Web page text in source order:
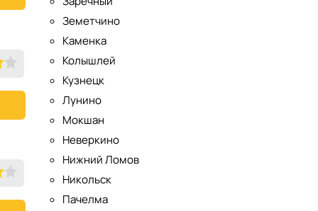
Земетчино
Каменка
Колышлей
Кузнецк
Лунино
Мокшан
Неверкино
Нижний Ломов
Никольск
Пачелма